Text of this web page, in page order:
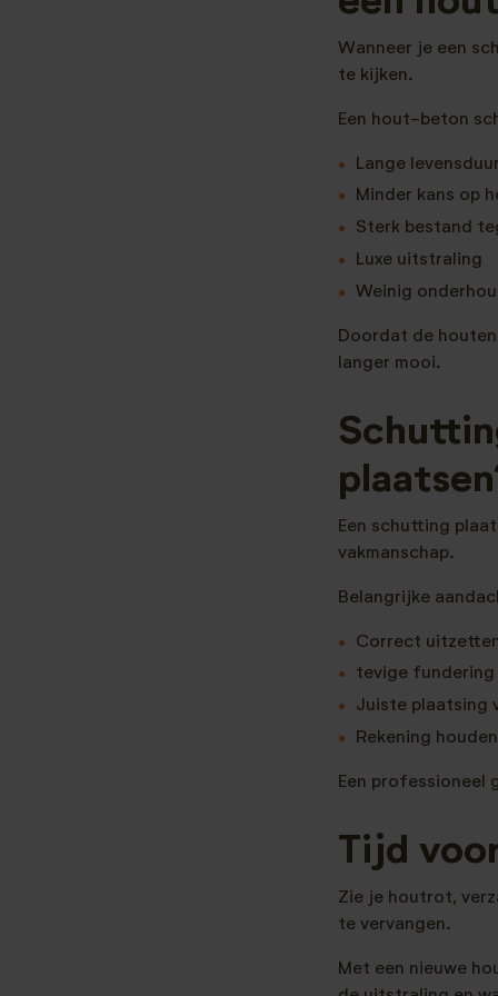
Wanneer je een
te kijken.
Een hout-beton
Lange levensduur
Minder kans op
Sterk bestand
Luxe uitstraling
Weinig
Doordat de
langer mooi.
Een schutting
vakmanschap.
Belangrijke
Correct
tevige fundering
Juiste plaatsing
Rekening
Een professioneel
Tijd
Zie je houtrot,
te vervangen.
Met een nieuwe